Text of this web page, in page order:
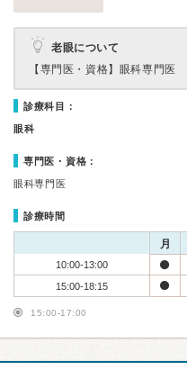
老眼について
【専門医・資格】 眼科専門医
診療科目：
眼科
専門医・資格：
眼科専門医
診療時間
月
10:00-13:00
15:00-18:15
15:00-17:00